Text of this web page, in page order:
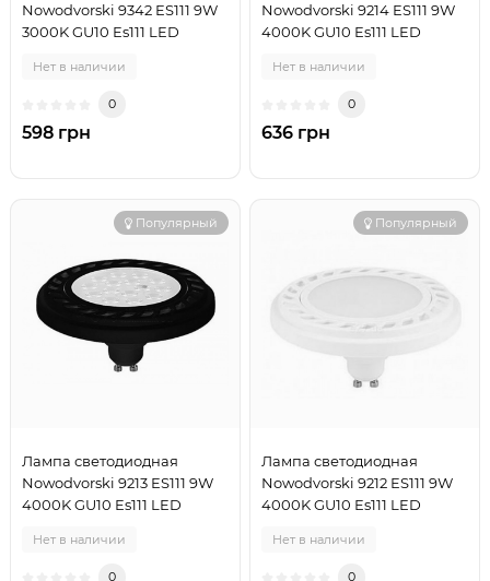
Nowodvorski 9342 ES111 9W
3000K GU10 Es111 LED
Нет в наличии
0
598 грн
Nowodvorski 9214 ES111 9W
4000K GU10 Es111 LED
Нет в наличии
0
636 грн
Популярный
Лампа светодиодная
Nowodvorski 9213 ES111 9W
4000K GU10 Es111 LED
Нет в наличии
0
Популярный
Лампа светодиодная
Nowodvorski 9212 ES111 9W
4000K GU10 Es111 LED
Нет в наличии
0